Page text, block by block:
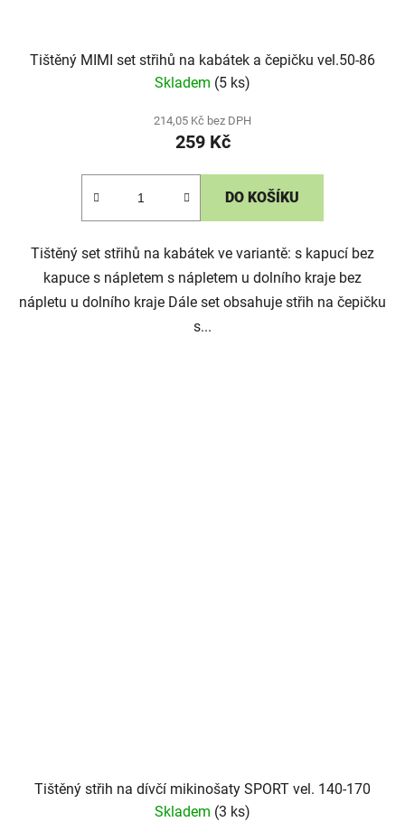
Tištěný MIMI set střihů na kabátek a čepičku vel.50-86
Skladem (5 ks)
214,05 Kč bez DPH
259 Kč
DO KOŠÍKU
Tištěný set střihů na kabátek ve variantě: s kapucí bez
kapuce s nápletem s nápletem u dolního kraje bez
nápletu u dolního kraje Dále set obsahuje střih na čepičku
s...
Tištěný střih na dívčí mikinošaty SPORT vel. 140-170
Skladem (3 ks)